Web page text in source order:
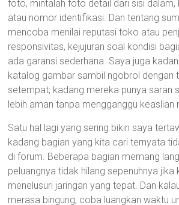
foto, mintalah foto detail dari sisi dalam,
atau nomor identifikasi. Dan tentang
mencoba menilai reputasi toko atau
responsivitas, kejujuran soal kondisi
ada garansi sederhana. Saya juga
katalog gambar sambil ngobrol dengan
setempat; kadang mereka punya saran
lebih aman tanpa mengganggu keaslian
Satu hal lagi yang sering bikin saya
kadang bagian yang kita cari ternyata
di forum. Beberapa bagian memang
peluangnya tidak hilang sepenuhnya jika
menelusuri jaringan yang tepat. Dan
merasa bingung, coba luangkan waktu